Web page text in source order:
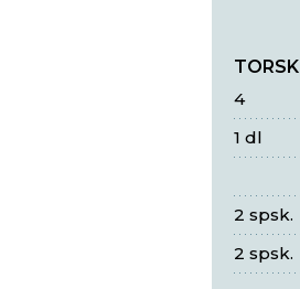
TORSK
4
1 dl
2 spsk.
2 spsk.